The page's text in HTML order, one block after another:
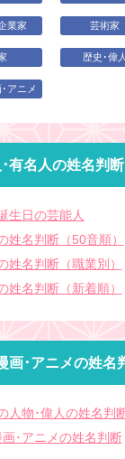
業家 芸術家
歴史･偉人
アニメ
有名人の姓名判断
生日の芸能人
姓名判断（50音順）
姓名判断（職業別）
姓名判断（新着順）
画･アニメの姓名
人物･偉人の姓名判
･アニメの姓名判断